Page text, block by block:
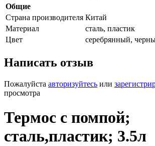
Общие
Страна производителя Китай
Материал
сталь, пластик
Цвет
серебрянный,
Написать отзыв
Пожалуйста авторизуйтесь или
просмотра
Термос с помпой;
сталь,пластик; 3.5л